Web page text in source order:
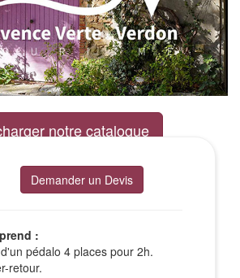
notre catalogue
Demander un Devis
:
pédalo 4 places pour 2h.
retour.